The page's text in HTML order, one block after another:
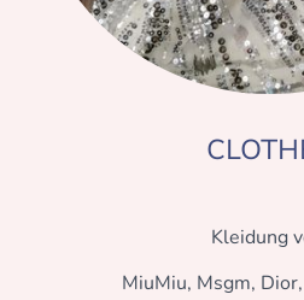
Kleidung
MiuMiu, Msgm,